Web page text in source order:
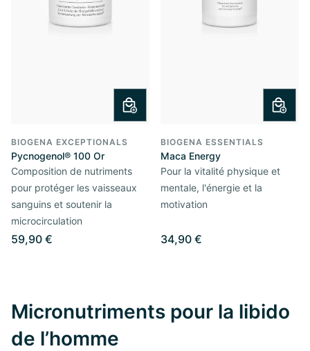
BIOGENA EXCEPTIONALS
Pycnogenol® 100 Or
Composition de nutriments
pour protéger les vaisseaux
sanguins et soutenir la
microcirculation
59,90 €
BIOGENA ESSENTIALS
Maca Energy
Pour la vitalité physique et
mentale, l'énergie et la
motivation
34,90 €
Micronutriments pour la libido
de l’homme